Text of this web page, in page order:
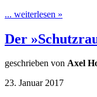
... weiterlesen »
Der
geschrieben von Axel
23. Januar 2017